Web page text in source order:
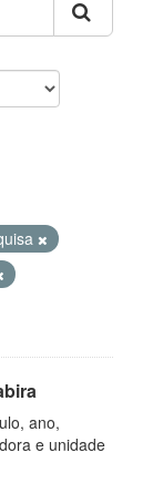
ano,
e unidade